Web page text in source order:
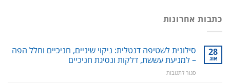
כתבות אחרונות
28
אוג
סילונית לשטיפה דנטלית: ניקוי שיניים, חניכיים וחלל הפה
– למניעת עששת, דלקות ונסיגת חניכיים
סגור לתגובותעל